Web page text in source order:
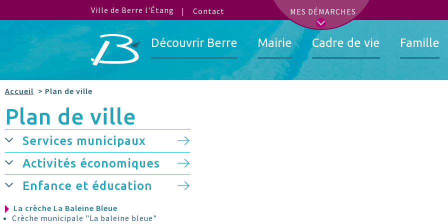
Ville de Berre l'Étang MES DÉMARCHES
Contact
Découvrir Berre Mairie Cadre de vie Famille
Accueil > Plan de ville
Plan de ville
Services municipaux
Activités économiques
Enfance et éducation
La crèche La Baleine Bleue
Crèche municipale "La baleine bleue"